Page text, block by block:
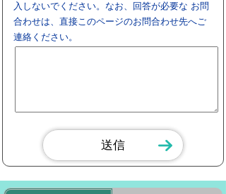
入しないでください。なお、回答が必要な お問
合わせは、直接このページのお問合わせ先へご
連絡ください。